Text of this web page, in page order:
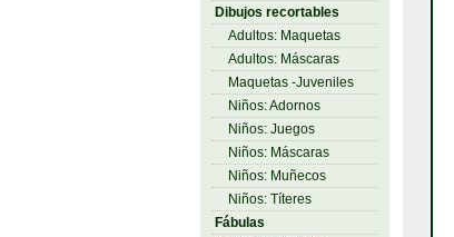
Dibujos recortables
Adultos: Maquetas
Adultos: Máscaras
Maquetas -Juveniles
Niños: Adornos
Niños: Juegos
Niños: Máscaras
Niños: Muñecos
Niños: Títeres
Fábulas